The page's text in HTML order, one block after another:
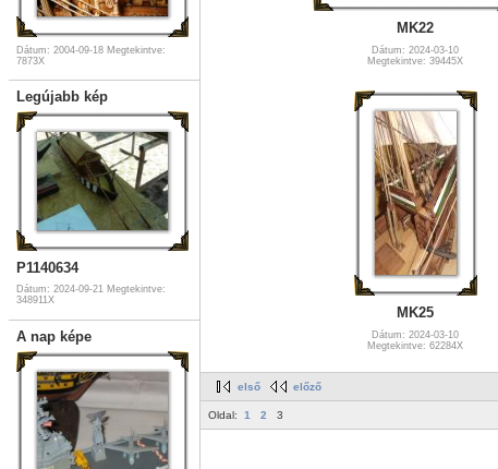
Dátum: 2004-09-18 Megtekintve:
7873X
Legújabb kép
P1140634
Dátum: 2024-09-21 Megtekintve:
348911X
A nap képe
MK22
Dátum: 2024-03-10
Megtekintve: 39445X
MK25
Dátum: 2024-03-10
Megtekintve: 62284X
első előző
Oldal: 1 2 3